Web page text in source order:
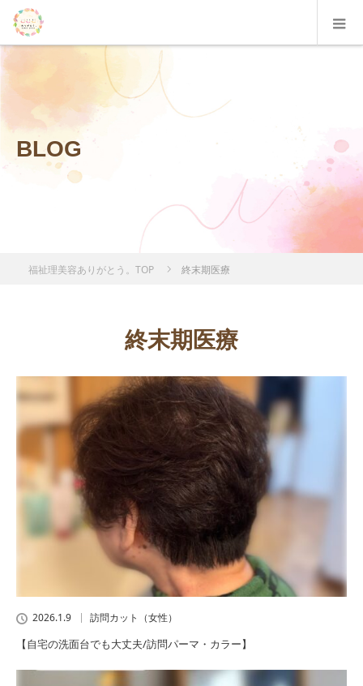
BLOG
福祉理美容ありがとう。TOP 終末期医療
終末期医療
2026.1.9 訪問カット（女性）
【自宅の洗面台でも大丈夫/訪問パーマ・カラー】